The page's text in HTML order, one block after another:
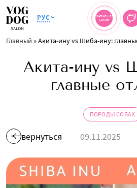
РУС
ЗАПИСЬ В
САЛОН
Главный »Акита-ину vs Шиба-ину:
Акита-ину vs
главные
ПОРОДЫ СОБАК
вернуться 09.11.2025